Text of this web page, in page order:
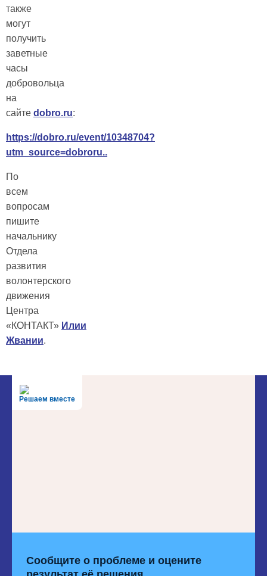
также
могут
получить
заветные
часы
добровольца
на
сайте dobro.ru:
https://dobro.ru/event/10348704?
utm_source=dobroru..
По
всем
вопросам
пишите
начальнику
Отдела
развития
волонтерского
движения
Центра
«КОНТАКТ» Илии
Жвании.
Решаем вместе
Сообщите о проблеме и оцените